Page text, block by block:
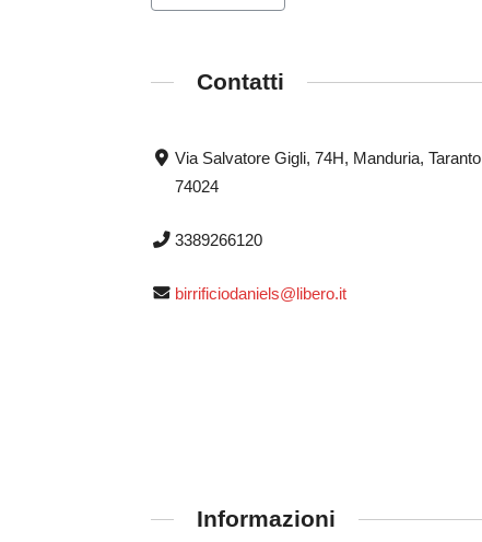
Contatti
Via Salvatore Gigli, 74H, Manduria, Taranto
74024
3389266120
birrificiodaniels@libero.it
Informazioni